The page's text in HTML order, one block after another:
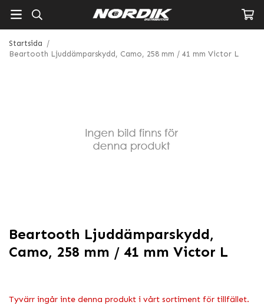
Startsida /
Beartooth Ljuddämparskydd, Camo, 258 mm / 41 mm Victor L
Beartooth Ljuddämparskydd,
Camo, 258 mm / 41 mm Victor L
Tyvärr ingår inte denna produkt i vårt sortiment för tillfället.